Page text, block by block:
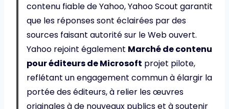
contenu fiable de Yahoo, Yahoo Scout garantit
que les réponses sont éclairées par des
sources faisant autorité sur le Web ouvert.
Yahoo rejoint également Marché de contenu
pour éditeurs de Microsoft projet pilote,
reflétant un engagement commun à élargir la
portée des éditeurs, à relier les œuvres
originales à de nouveaux publics et à soutenir